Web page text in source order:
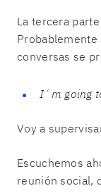
La tercera
Probablemente
conversas se
I´m going
Voy a
Escuchemos
reunión social,